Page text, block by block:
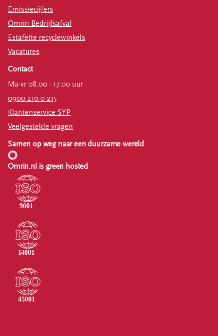
Emissiecijfers
Omrin Bedrijfsafval
Estafette recyclewinkels
Vacatures
Contact
Ma-vr 08:00 - 17:00 uur
0900 210 0 215
Klantenservice SYP
Veelgestelde vragen
Samen op weg naar een duurzame wereld
Omrin.nl is green hosted